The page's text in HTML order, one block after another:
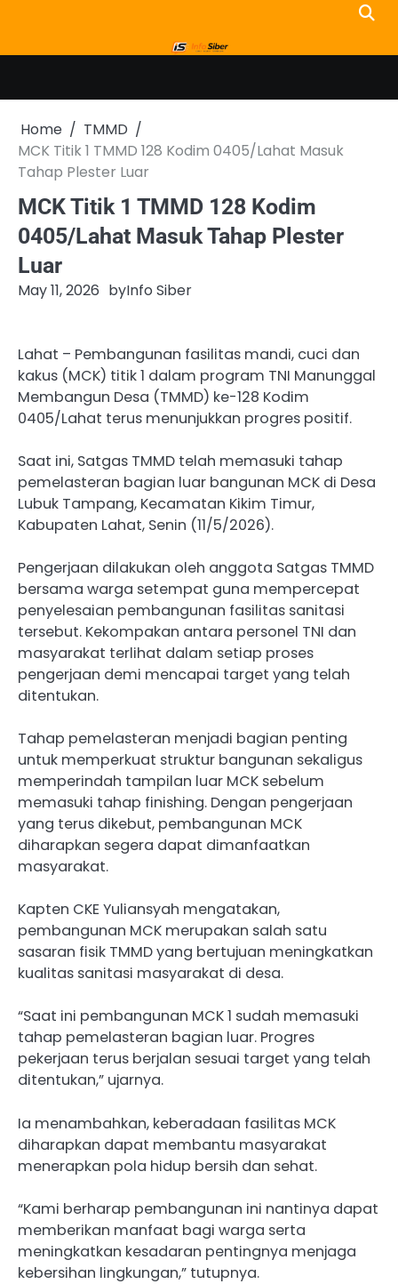
content
Home
TMMD
MCK Titik 1 TMMD 128 Kodim 0405/Lahat Masuk
Tahap Plester Luar
MCK Titik 1 TMMD 128 Kodim
0405/Lahat Masuk Tahap Plester
Luar
May 11, 2026 byInfo Siber
Lahat – Pembangunan fasilitas mandi, cuci dan
kakus (MCK) titik 1 dalam program TNI Manunggal
Membangun Desa (TMMD) ke-128 Kodim
0405/Lahat terus menunjukkan progres positif.
Saat ini, Satgas TMMD telah memasuki tahap
pemelasteran bagian luar bangunan MCK di Desa
Lubuk Tampang, Kecamatan Kikim Timur,
Kabupaten Lahat, Senin (11/5/2026).
Pengerjaan dilakukan oleh anggota Satgas TMMD
bersama warga setempat guna mempercepat
penyelesaian pembangunan fasilitas sanitasi
tersebut. Kekompakan antara personel TNI dan
masyarakat terlihat dalam setiap proses
pengerjaan demi mencapai target yang telah
ditentukan.
Tahap pemelasteran menjadi bagian penting
untuk memperkuat struktur bangunan sekaligus
memperindah tampilan luar MCK sebelum
memasuki tahap finishing. Dengan pengerjaan
yang terus dikebut, pembangunan MCK
diharapkan segera dapat dimanfaatkan
masyarakat.
Kapten CKE Yuliansyah mengatakan,
pembangunan MCK merupakan salah satu
sasaran fisik TMMD yang bertujuan meningkatkan
kualitas sanitasi masyarakat di desa.
“Saat ini pembangunan MCK 1 sudah memasuki
tahap pemelasteran bagian luar. Progres
pekerjaan terus berjalan sesuai target yang telah
ditentukan,” ujarnya.
Ia menambahkan, keberadaan fasilitas MCK
diharapkan dapat membantu masyarakat
menerapkan pola hidup bersih dan sehat.
“Kami berharap pembangunan ini nantinya dapat
memberikan manfaat bagi warga serta
meningkatkan kesadaran pentingnya menjaga
kebersihan lingkungan,” tutupnya.